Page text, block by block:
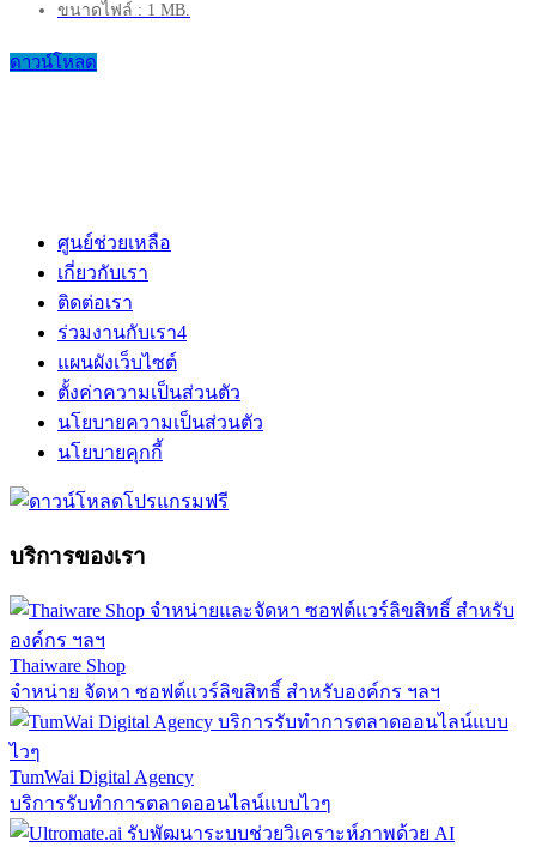
ขนาดไฟล์ : 1 MB.
ดาวน์โหลด
ศูนย์ช่วยเหลือ
เกี่ยวกับเรา
ติดต่อเรา
ร่วมงานกับเรา4
แผนผังเว็บไซต์
ตั้งค่าความเป็นส่วนตัว
นโยบายความเป็นส่วนตัว
นโยบายคุกกี้
บริการของเรา
Thaiware Shop
จำหน่าย จัดหา ซอฟต์แวร์ลิขสิทธิ์ สำหรับองค์กร ฯลฯ
TumWai Digital Agency
บริการรับทำการตลาดออนไลน์แบบไวๆ